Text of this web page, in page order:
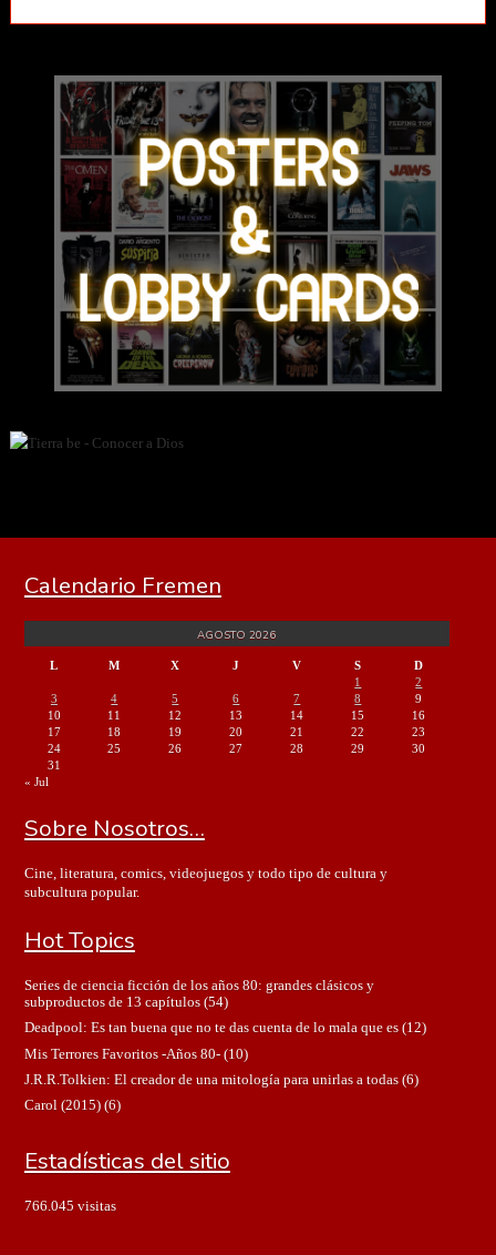
Calendario Fremen
AGOSTO 2026
L M X J V S
D
1
2
3
4 5 6 7 8
9
10
11 12 13 14 15
16
17
18 19 20 21 22
23
24
25 26 27 28 29
30
31
« Jul
Sobre Nosotros…
Cine, literatura, comics, videojuegos y todo tipo de cultura y
subcultura popular.
Hot Topics
Series de ciencia ficción de los años 80: grandes clásicos y
subproductos de 13 capítulos(54)
Deadpool: Es tan buena que no te das cuenta de lo mala que es(12)
Mis Terrores Favoritos -Años 80-(10)
J.R.R.Tolkien: El creador de una mitología para unirlas a todas(6)
Carol (2015)(6)
Estadísticas del sitio
766.045 visitas